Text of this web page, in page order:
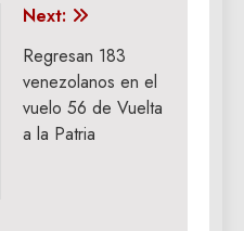
Next:
Regresan 183
venezolanos en el
vuelo 56 de Vuelta
a la Patria